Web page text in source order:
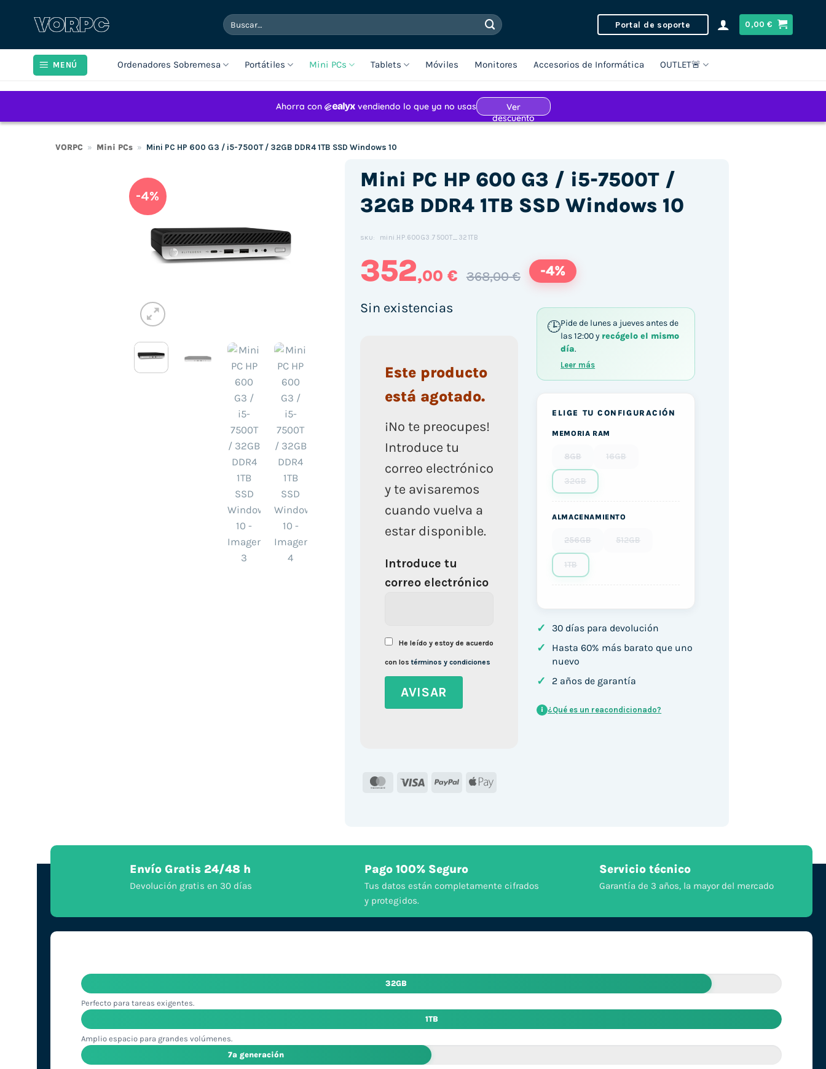
Buscar
por:
Portal de soporte 0,00€
MENÚ Ordenadores Sobremesa Portátiles Mini PCs Tablets Móviles Monitores Accesorios de Informática OUTLET🚨
VORPC » Mini PCs » Mini PC HP 600 G3 / i5-7500T / 32GB DDR4 1TB SSD Windows 10
-4%
Mini PC HP 600 G3 / i5-7500T /
32GB DDR4 1TB SSD Windows 10
SKU: mini.HP.600G3.7500T_321TB
352,00 € 368,00 € -4%
Sin existencias
Este producto
está agotado.
¡No te preocupes!
Introduce tu
correo electrónico
y te avisaremos
cuando vuelva a
estar disponible.
Introduce tu
correo electrónico
He leído y estoy de acuerdo
con lostérminos y condiciones
MasterCard
Visa PayPal Apple
Pide de lunes a jueves antes de
las 12:00 y recógelo el mismo
día.
Leer más
ELIGE TU CONFIGURACIÓN
MEMORIA RAM
8GB 16GB
32GB
ALMACENAMIENTO
256GB 512GB
1TB
✓ 30 días para devolución
✓
Hasta 60% más barato que uno
nuevo
✓ 2 años de garantía
i ¿Qué es un reacondicionado?
Envío Gratis 24/48 h
Devolución gratis en 30 días
Pago 100% Seguro
Tus datos están completamente cifrados
y protegidos.
Servicio técnico
Garantía de 3 años, la mayor del mercado
32GB
Perfecto para tareas exigentes.
1TB
Amplio espacio para grandes volúmenes.
7ª generación